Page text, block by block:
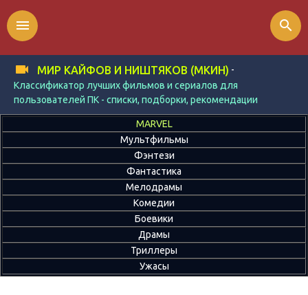
МИР КАЙФОВ И НИШТЯКОВ (МКИН) -
Классификатор лучших фильмов и сериалов для
пользователей ПК - списки, подборки, рекомендации
menu search
MARVEL
Мультфильмы
Фэнтези
Фантастика
Мелодрамы
Комедии
Боевики
Драмы
Триллеры
Ужасы